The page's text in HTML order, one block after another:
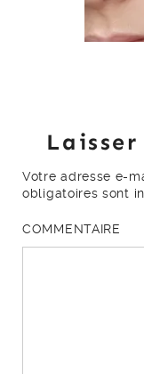
Votre adresse e-
obligatoires sont
COMMENTAIRE